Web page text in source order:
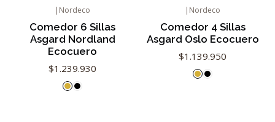
| Nordeco
Comedor 6 Sillas
Asgard Nordland
Ecocuero
$1.239.930
| Nordeco
Comedor 4 Sillas
Asgard Oslo Ecocuero
$1.139.950